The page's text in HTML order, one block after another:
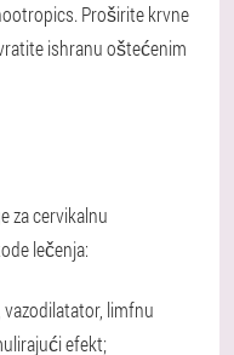
Proširite krvne
ishranu oštećenim
za cervikalnu
lečenja:
limfnu
efekt;